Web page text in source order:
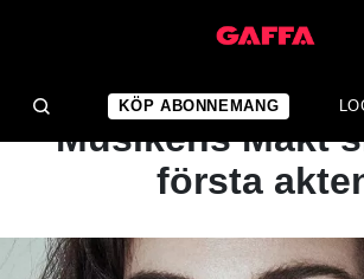
KÖP ABONNEMANG
NYHET
Efter svajig
Musikens Makt
första